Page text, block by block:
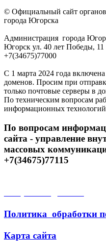
© Официальный сайт
города Югорска
Администрация города
Югорск ул. 40 лет Победы, 11
+7(34675)77000
С 1 марта 2024 года
доменов. Просим при
только почтовые серверы в
По техническим вопросам
информационных
По вопросам
сайта - управление
массовых
+7(34675)77115
Политика обработки
Карта сайта